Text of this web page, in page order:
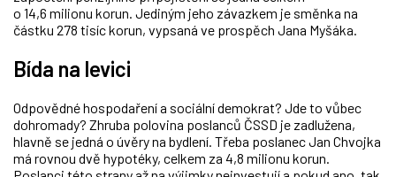
o 14,6 milionu korun. Jediným jeho závazkem je směnka na
částku 278 tisíc korun, vypsaná ve prospěch Jana Myšáka.
Bída na levici
Odpovědné hospodaření a sociální demokrat? Jde to vůbec
dohromady? Zhruba polovina poslanců ČSSD je zadlužena,
hlavně se jedná o úvěry na bydlení. Třeba poslanec Jan Chvojka
má rovnou dvě hypotéky, celkem za 4,8 milionu korun.